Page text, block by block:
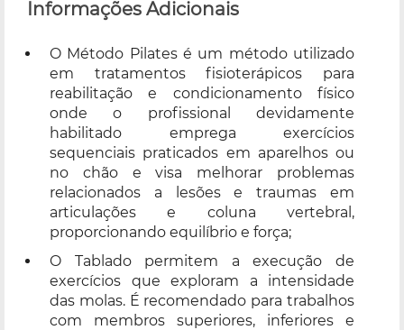
Informações Adicionais
O Método Pilates é um método utilizado
em tratamentos fisioterápicos para
reabilitação e condicionamento físico
onde o profissional devidamente
habilitado emprega exercícios
sequenciais praticados em aparelhos ou
no chão e visa melhorar problemas
relacionados a lesões e traumas em
articulações e coluna vertebral,
proporcionando equilíbrio e força;
O Tablado permitem a execução de
exercícios que exploram a intensidade
das molas. É recomendado para trabalhos
com membros superiores, inferiores e